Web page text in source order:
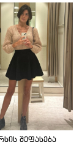
შეფასება